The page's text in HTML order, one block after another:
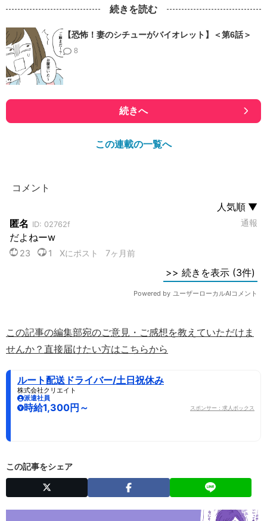
続きを読む
【恐怖！妻のシチューがバイオレット】＜第6話＞
8
続きへ
この連載の一覧へ
この記事の編集部宛のご意見・ご感想を教えていただけま
せんか？直接届けたい方はこちらから
ルート配送ドライバー/土日祝休み
株式会社クリエイト
派遣社員
時給1,300円～ スポンサー：求人ボックス
この記事をシェア